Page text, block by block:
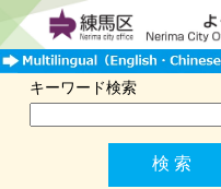
キーワード検索